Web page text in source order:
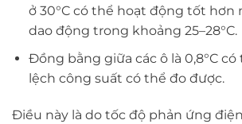
ở 30°C có thể hoạt động tốt hơn
dao động trong khoảng 25–28°C.
Đồng bằng giữa các ô là 0,8°C có
lệch công suất có thể đo được.
Điều này là do tốc độ phản ứng